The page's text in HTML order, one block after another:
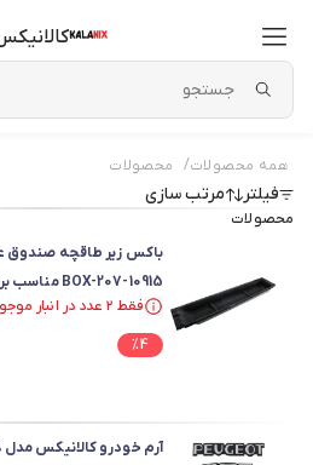
کالانیکس
همه محصولات/ محصولات
فیلتر مرتب سازی
محصولات
باکس زیر طاقچه صندوق
BOX-207-10915 مناسب برای پژو 207
فقط ۲ عدد در انبار موجود است.
%4